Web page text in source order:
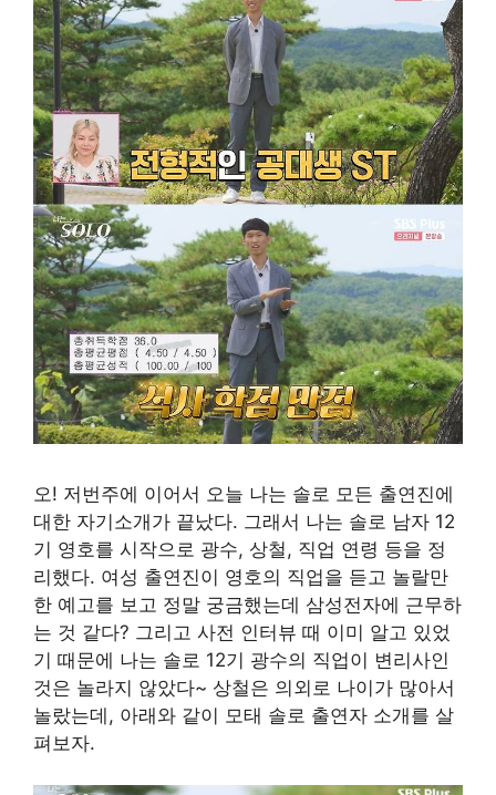
오! 저번주에 이어서 오늘 나는 솔로 모든 출연진에
대한 자기소개가 끝났다. 그래서 나는 솔로 남자 12
기 영호를 시작으로 광수, 상철, 직업 연령 등을 정
리했다. 여성 출연진이 영호의 직업을 듣고 놀랄만
한 예고를 보고 정말 궁금했는데 삼성전자에 근무하
는 것 같다? 그리고 사전 인터뷰 때 이미 알고 있었
기 때문에 나는 솔로 12기 광수의 직업이 변리사인
것은 놀라지 않았다~ 상철은 의외로 나이가 많아서
놀랐는데, 아래와 같이 모태 솔로 출연자 소개를 살
펴보자.